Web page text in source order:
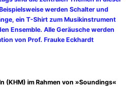
werden Schalter und
ein T-Shirt zum Musikinstrument
Ensemble. Alle Geräusche werden
von Prof. Frauke Eckhardt
(KHM) im Rahmen von »Soundings«